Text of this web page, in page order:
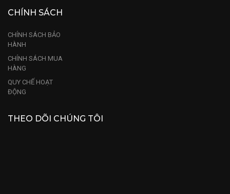
CHÍNH SÁCH
CHÍNH SÁCH BẢO
HÀNH
CHÍNH SÁCH MUA
HÀNG
QUY CHẾ HOẠT
ĐỘNG
THEO DÕI CHÚNG TÔI